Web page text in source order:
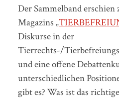
Der Sammelband erschien
Magazins „
Diskurse in der
Tierrechts-/
und eine offene
unterschiedlichen
gibt es? Was ist das